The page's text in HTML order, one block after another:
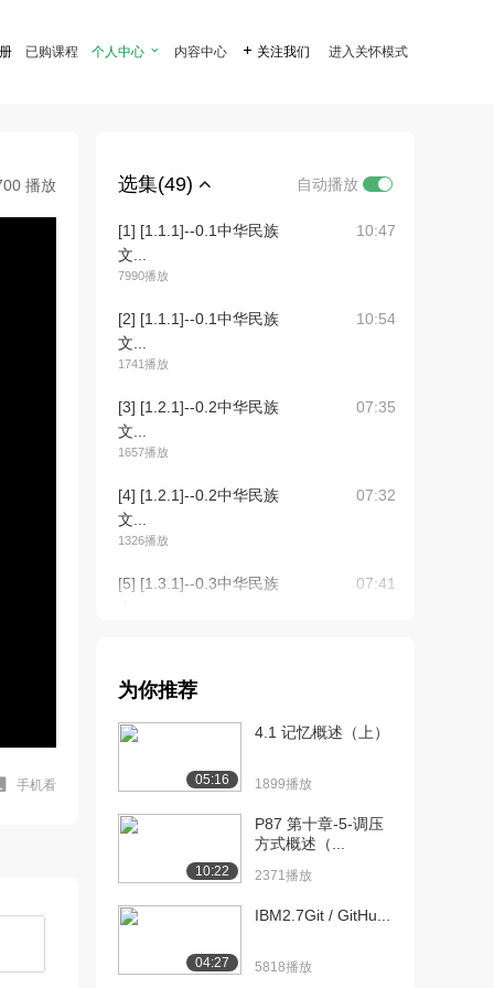
已购课程 个人中心  内容中心  关注我们 进入关怀模式
播放
手机看
选集(49) 自动播放
[1] [1.1.1]--0.1中华民族
文...
7990播放
10:47
[2] [1.1.1]--0.1中华民族
文...
1741播放
10:54
[3] [1.2.1]--0.2中华民族
文...
1657播放
07:35
[4] [1.2.1]--0.2中华民族
文...
1326播放
07:32
[5] [1.3.1]--0.3中华民族
07:41
文...
[8] [1.4.1]--0.4中华民族
为你推荐
05:16
4.1 记忆概述（上）
1899播放
10:22
P87 第十章-5-调压
方式概述（...
2371播放
04:27
IBM2.7Git / GitHu...
5818播放